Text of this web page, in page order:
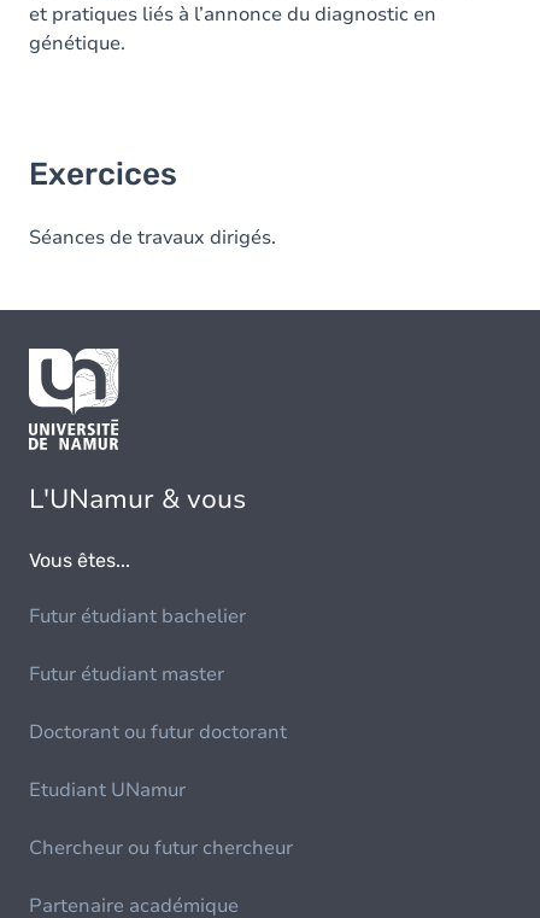
et pratiques liés à l’annonce du diagnostic en
génétique.
Exercices
Séances de travaux dirigés.
L'UNamur & vous
Vous êtes...
Futur étudiant bachelier
Futur étudiant master
Doctorant ou futur doctorant
Etudiant UNamur
Chercheur ou futur chercheur
Partenaire académique